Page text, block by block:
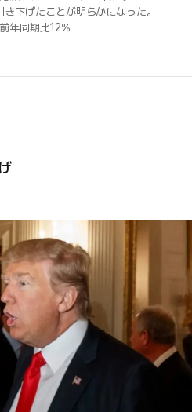
下げたことが明らかになった。
年同期比12%